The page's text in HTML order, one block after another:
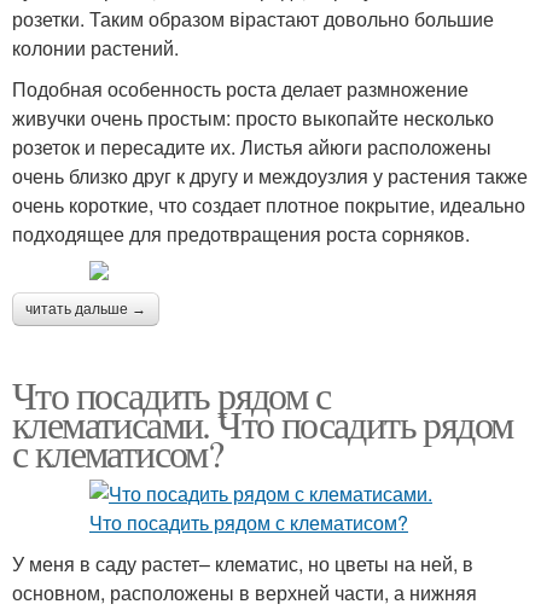
розетки. Таким образом вірастают довольно большие
колонии растений.
Подобная особенность роста делает размножение
живучки очень простым: просто выкопайте несколько
розеток и пересадите их. Листья айюги расположены
очень близко друг к другу и междоузлия у растения также
очень короткие, что создает плотное покрытие, идеально
подходящее для предотвращения роста сорняков.
читать дальше →
Что посадить рядом с
клематисами. Что посадить рядом
с клематисом?
У меня в саду растет– клематис, но цветы на ней, в
основном, расположены в верхней части, а нижняя